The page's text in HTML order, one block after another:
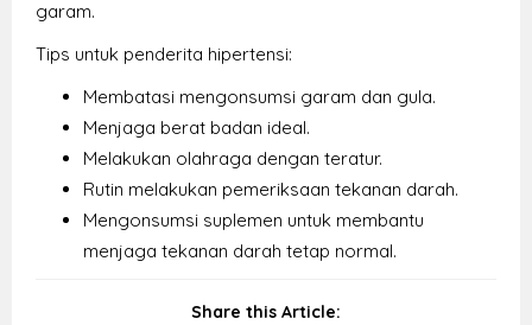
garam.
Tips untuk penderita hipertensi:
Membatasi mengonsumsi garam dan gula.
Menjaga berat badan ideal.
Melakukan olahraga dengan teratur.
Rutin melakukan pemeriksaan tekanan darah.
Mengonsumsi suplemen untuk membantu
menjaga tekanan darah tetap normal.
Share this Article: